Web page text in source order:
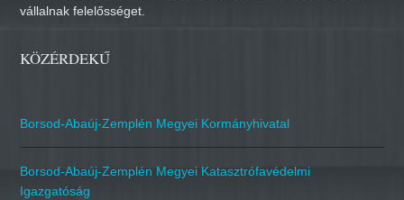
vállalnak felelősséget.
KÖZÉRDEKŰ
Borsod-Abaúj-Zemplén Megyei Kormányhivatal
Borsod-Abaúj-Zemplén Megyei Katasztrófavédelmi
Igazgatóság